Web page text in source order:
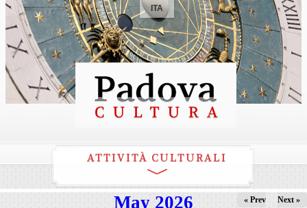
ITA
ATTIVITÀ CULTURALI
May 2026 « Prev Next »